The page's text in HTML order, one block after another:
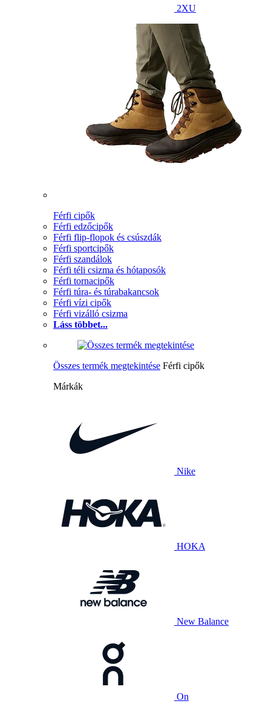
2XU
Férfi cipők
Férfi edzőcipők
Férfi flip-flopok és csúszdák
Férfi sportcipők
Férfi szandálok
Férfi téli csizma és hótaposók
Férfi tornacipők
Férfi túra- és túrabakancsok
Férfi vízi cipők
Férfi vizálló csizma
Láss többet...
Összes termék megtekintése Férfi cipők
Márkák
Nike
HOKA
New Balance
On